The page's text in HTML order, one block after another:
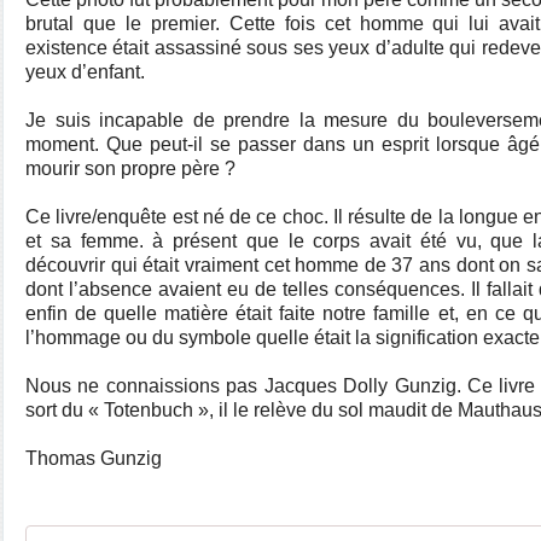
brutal que le premier. Cette fois cet homme qui lui
existence était assassiné sous ses yeux d’adulte qui
yeux d’enfant.
Je suis incapable de prendre la mesure du
moment. Que peut-il se passer dans un esprit lorsque
mourir son propre père ?
Ce livre/enquête est né de ce choc. Il résulte de la longue
et sa femme. à présent que le corps avait été vu, que
découvrir qui était vraiment cet homme de 37 ans dont on
dont l’absence avaient eu de telles conséquences. Il fallait
enfin de quelle matière était faite notre famille et, en ce
l’hommage ou du symbole quelle était la signification
Nous ne connaissions pas Jacques Dolly Gunzig. Ce
sort du « Totenbuch », il le relève du sol maudit de
Thomas Gunzig